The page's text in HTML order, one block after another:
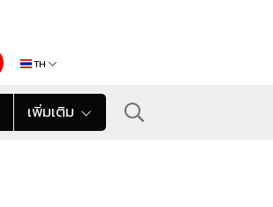
TH
เพิ่มเติม